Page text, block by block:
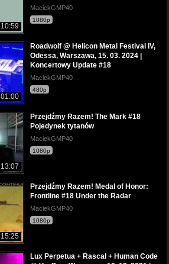
10:59
MaciekGMP40
1080p
01:00
Roadwolf @ Helicon Metal Festival IV,
Odessa, Warszawa, 15. 03. 2024 |
Koncertowy Update #18
MaciekGMP40
480p
13:07
Przejdźmy Razem! The Mark #18
Pojedynek tytanów
MaciekGMP40
1080p
15:25
Przejdźmy Razem! Medal of Honor:
Frontline #18 Under the Radar
MaciekGMP40
1080p
Lux Perpetua + Rascal + Human Code